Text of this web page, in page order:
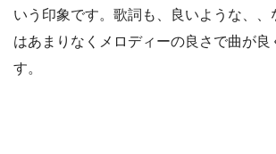
いう印象です。歌詞も、良いような、、
はあまりなくメロディーの良さで曲が良
す。